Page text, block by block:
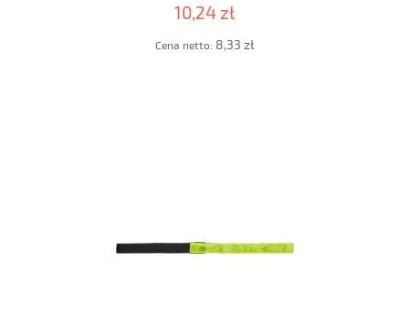
10,24 zł
Cena netto: 8,33 zł